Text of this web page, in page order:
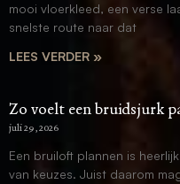
mooi vloerkleed, een verse
snelste route naar dat
LEES VERDER »
Zo voelt een bruidsjurk
juli 29, 2026
Een bruiloft plannen is
van keuzes. Juist daarom